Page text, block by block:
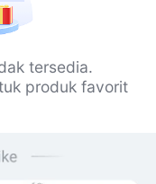
tersedia.
produk favorit